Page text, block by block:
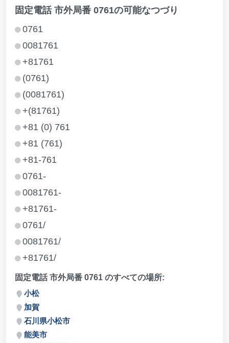
固定電話 市外局番 0761の可能なつづり
0761
0081761
+81761
(0761)
(0081761)
+(81761)
+81 (0) 761
+81 (761)
+81-761
0761-
0081761-
+81761-
0761/
0081761/
+81761/
固定電話 市外局番 0761 のすべての場所:
小松
加賀
石川県小松市
能美市